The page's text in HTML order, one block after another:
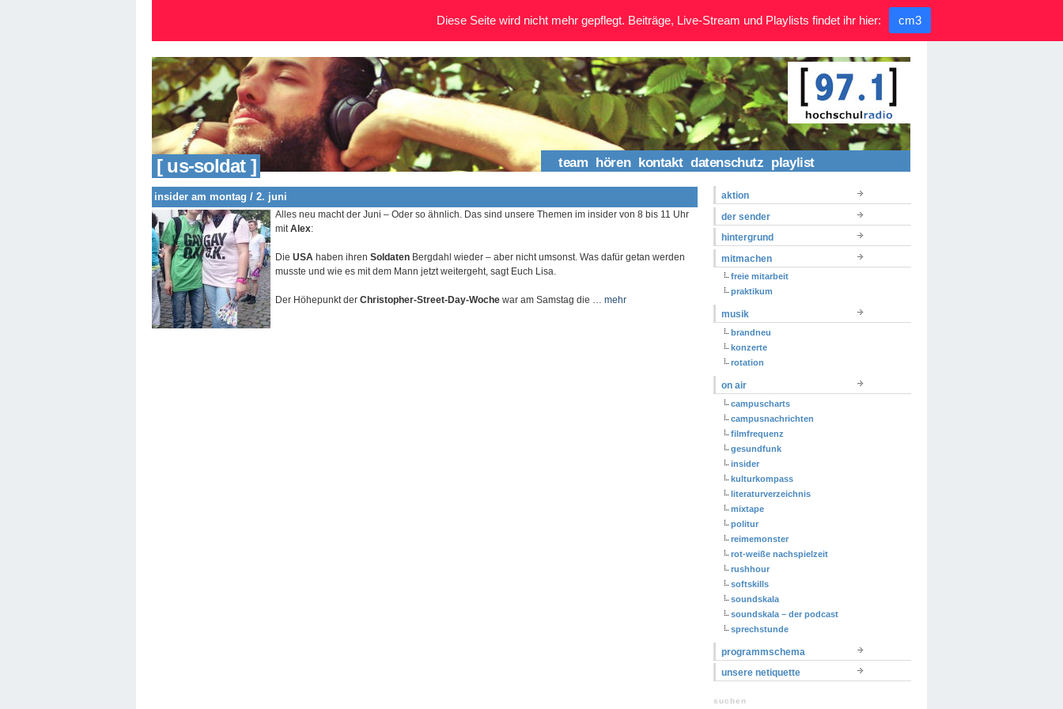
[ us-soldat ] team hören kontakt datenschutz playlist
insider am montag / 2. juni
Alles neu macht der Juni – Oder so ähnlich. Das sind unsere Themen im insider von 8 bis 11 Uhr
mit Alex:
Die USA haben ihren Soldaten Bergdahl wieder – aber nicht umsonst. Was dafür getan werden
musste und wie es mit dem Mann jetzt weitergeht, sagt Euch Lisa.
Der Höhepunkt der Christopher-Street-Day-Woche war am Samstag die … mehr
aktion
der sender
hintergrund
mitmachen
freie mitarbeit
praktikum
musik
brandneu
konzerte
rotation
on air
campuscharts
campusnachrichten
filmfrequenz
gesundfunk
insider
kulturkompass
literaturverzeichnis
mixtape
politur
reimemonster
rot-weiße nachspielzeit
rushhour
softskills
soundskala
soundskala – der podcast
sprechstunde
programmschema
unsere netiquette
suchen
Diese Seite wird nicht mehr gepflegt. Beiträge, Live-Stream und Playlists findet ihr hier: cm3